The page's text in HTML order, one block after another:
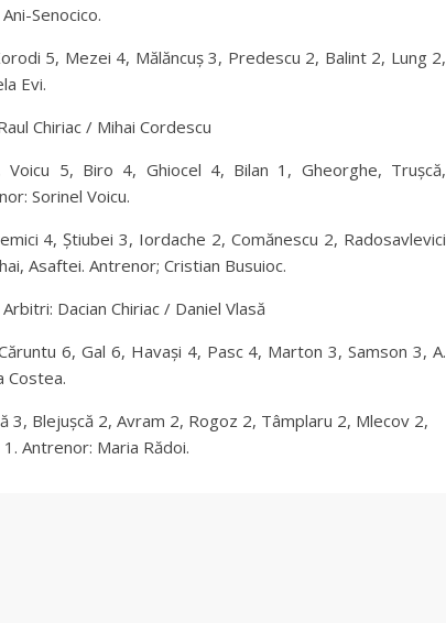
Senocico.
5, Mezei 4, Mălăncuș 3, Predescu 2, Balint 2, Lung 2,
Evi.
Chiriac / Mihai Cordescu
Voicu 5, Biro 4, Ghiocel 4, Bilan 1, Gheorghe, Trușcă,
Sorinel Voicu.
4, Știubei 3, Iordache 2, Comănescu 2, Radosavlevici
Asaftei. Antrenor; Cristian Busuioc.
Arbitri: Dacian Chiriac / Daniel Vlasă
6, Gal 6, Havași 4, Pasc 4, Marton 3, Samson 3, A.
Costea.
3, Blejușcă 2, Avram 2, Rogoz 2, Tâmplaru 2, Mlecov 2,
Antrenor: Maria Rădoi.